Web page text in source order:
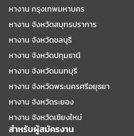
หางาน กรุงเทพมหานคร
หางาน จังหวัดสมุทรปราการ
หางาน จังหวัดชลบุรี
หางาน จังหวัดปทุมธานี
หางาน จังหวัดนนทบุรี
หางาน จังหวัดพระนครศรีอยุธยา
หางาน จังหวัดระยอง
หางาน จังหวัดเชียงใหม่
สำหรับผู้สมัครงาน